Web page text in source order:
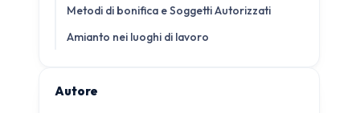
Metodi di bonifica e Soggetti Autorizzati
Amianto nei luoghi di lavoro
Autore